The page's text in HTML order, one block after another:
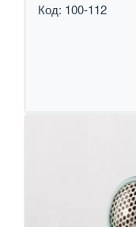
Код: 100-112